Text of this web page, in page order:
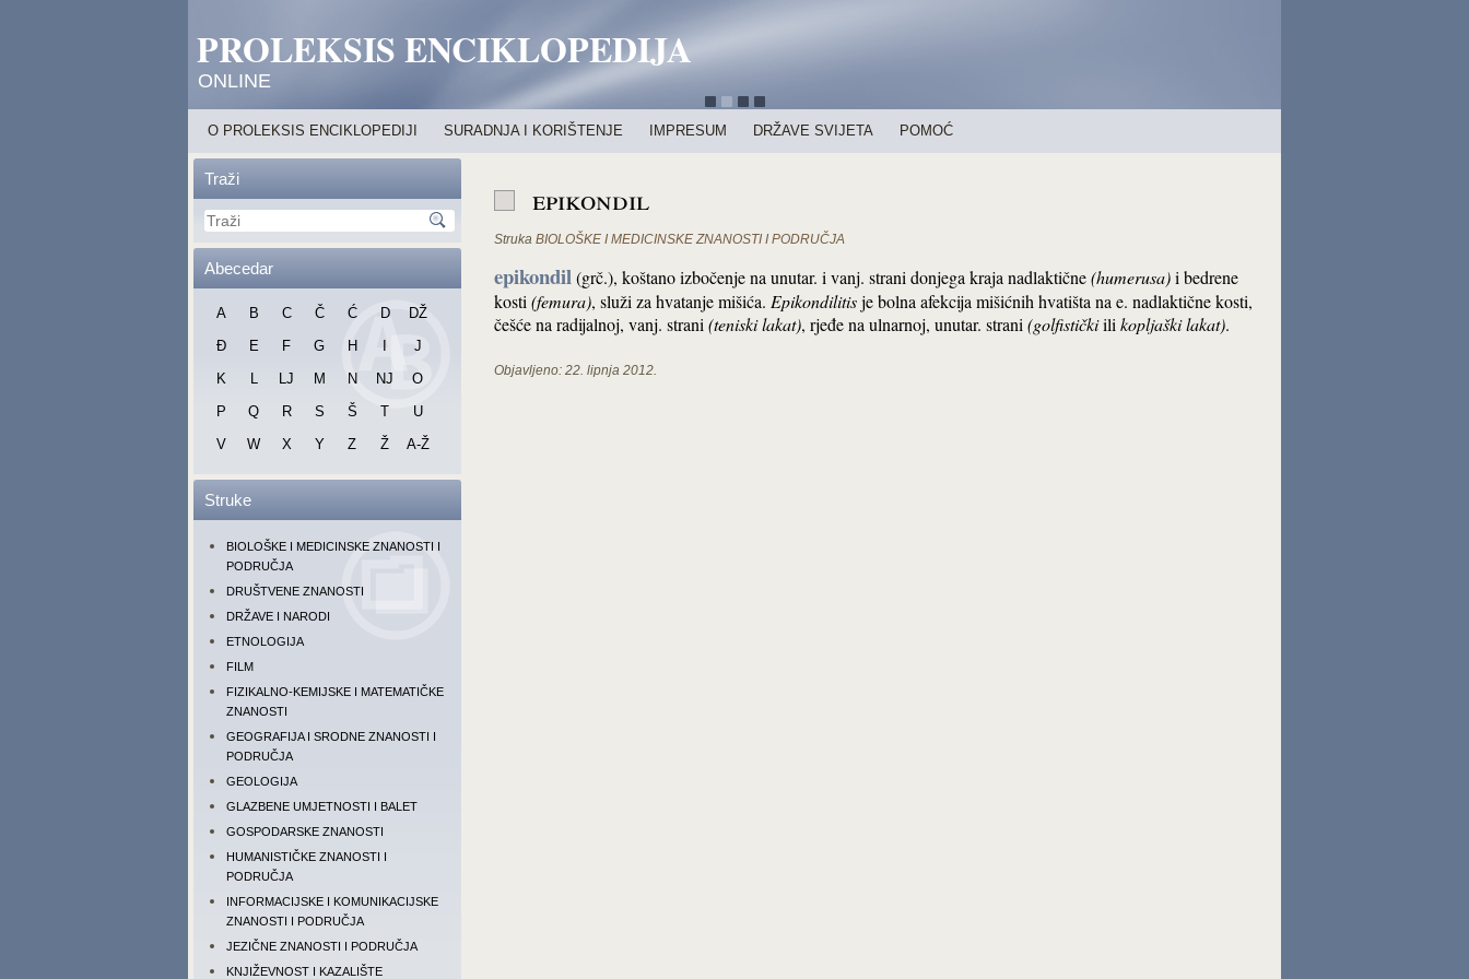
PROLEKSIS ENCIKLOPEDIJA
ONLINE
O PROLEKSIS ENCIKLOPEDIJI SURADNJA I KORIŠTENJE IMPRESUM DRŽAVE SVIJETA POMOĆ
Traži
Abecedar
A B C Č Ć D
DŽ
Đ
E F G H
J
K
L LJ M N NJ
O
P
Q R S Š T
U
V
W X Y Z Ž A-Ž
Struke
BIOLOŠKE I MEDICINSKE ZNANOSTI I
PODRUČJA
DRUŠTVENE ZNANOSTI
DRŽAVE I NARODI
ETNOLOGIJA
FILM
FIZIKALNO-KEMIJSKE I MATEMATIČKE
ZNANOSTI
GEOGRAFIJA I SRODNE ZNANOSTI I
PODRUČJA
GEOLOGIJA
GLAZBENE UMJETNOSTI I BALET
GOSPODARSKE ZNANOSTI
HUMANISTIČKE ZNANOSTI I
PODRUČJA
INFORMACIJSKE I KOMUNIKACIJSKE
ZNANOSTI I PODRUČJA
JEZIČNE ZNANOSTI I PODRUČJA
KNJIŽEVNOST I KAZALIŠTE
epikondil
Struka BIOLOŠKE I MEDICINSKE ZNANOSTI I PODRUČJA
epikondil(grč.), koštano izbočenje na unutar. i vanj. strani donjega kraja nadlaktične(humerusa)i bedrene
kosti (femura), služi za hvatanje mišića. Epikondilitisje bolna afekcija mišićnih hvatišta na e. nadlaktične kosti,
češće na radijalnoj, vanj. strani (teniski lakat), rjeđe na ulnarnoj, unutar. strani (golfističkiili kopljaški lakat).
Objavljeno: 22. lipnja 2012.